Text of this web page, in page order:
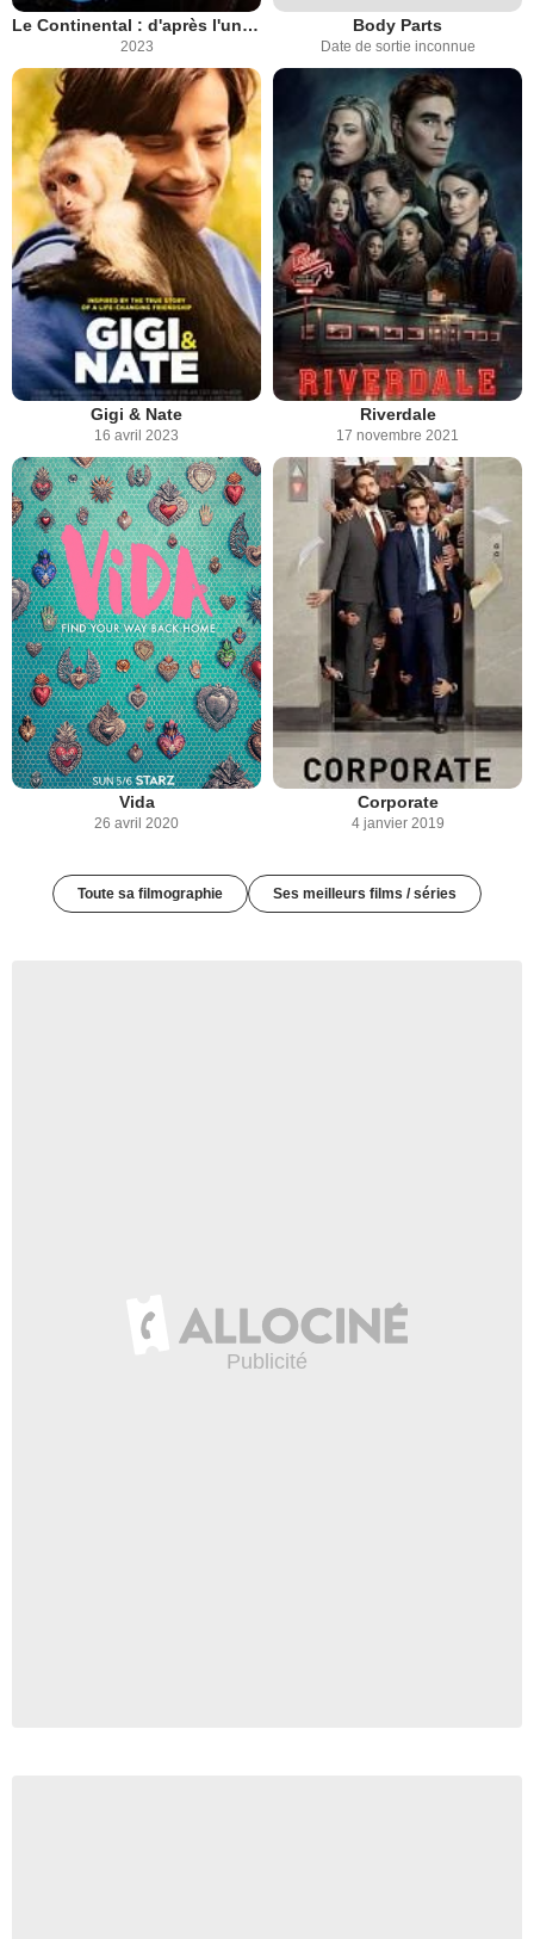
Le Continental : d'après l'univers de John Wick
2023
Body Parts
Date de sortie inconnue
Gigi & Nate
16 avril 2023
Riverdale
17 novembre 2021
Vida
26 avril 2020
Corporate
4 janvier 2019
Toute sa filmographie Ses meilleurs films / séries